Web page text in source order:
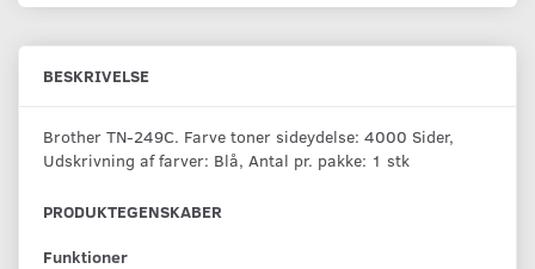
BESKRIVELSE
Brother TN-249C. Farve toner sideydelse: 4000 Sider,
Udskrivning af farver: Blå, Antal pr. pakke: 1 stk
PRODUKTEGENSKABER
Funktioner